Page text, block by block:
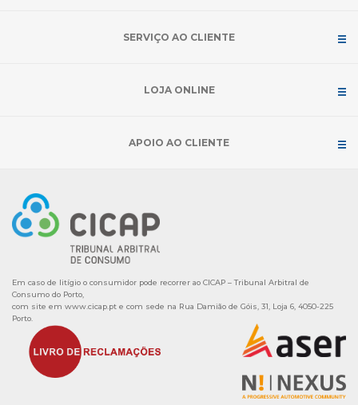
SERVIÇO AO CLIENTE
LOJA ONLINE
APOIO AO CLIENTE
Em caso de litígio o consumidor pode recorrer ao CICAP – Tribunal Arbitral de
Consumo do Porto,
com site em www.cicap.pt e com sede na Rua Damião de Góis, 31, Loja 6, 4050-225
Porto.